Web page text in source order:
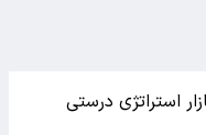
استراتژی درستی